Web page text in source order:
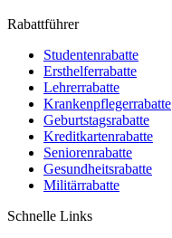
Rabattführer
Studentenrabatte
Ersthelferrabatte
Lehrerrabatte
Krankenpflegerrabatte
Geburtstagsrabatte
Kreditkartenrabatte
Seniorenrabatte
Gesundheitsrabatte
Militärrabatte
Schnelle Links